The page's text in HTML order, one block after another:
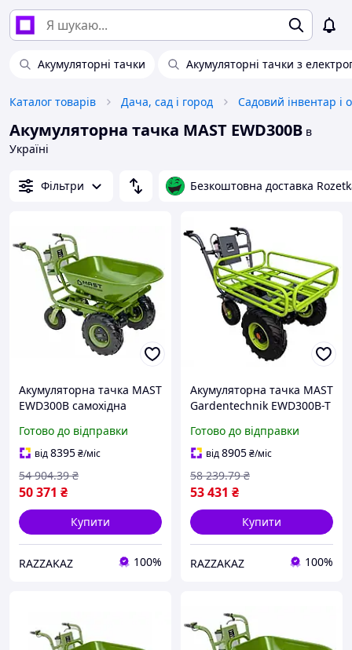
Акумуляторні тачки Акумуляторні тачки з
Каталог товарів Дача, сад і город Садовий інвентар і
Акумуляторна тачка MAST EWD300B в
Україні
Фільтри Безкоштовна доставка
Акумуляторна тачка MAST
EWD300B самохідна
кг об'єм 100 л для
перевезення сипучих
матеріалів
Готово до відправки
від8395₴/міс
50 371 ₴
54 904.39 ₴
Купити
RAZZAKAZ 100%
Акумуляторна тачка MAST
Gardentechnik EWD300B-T
будівництва перевезення
вантажів 350 кг
Готово до відправки
від8905₴/міс
53 431 ₴
58 239.79 ₴
Купити
RAZZAKAZ 100%